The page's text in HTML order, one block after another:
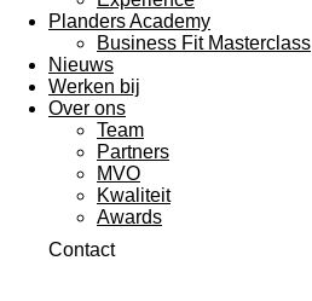
Planders Academy
Business Fit Masterclass
Nieuws
Werken bij
Over ons
Team
Partners
MVO
Kwaliteit
Awards
Contact